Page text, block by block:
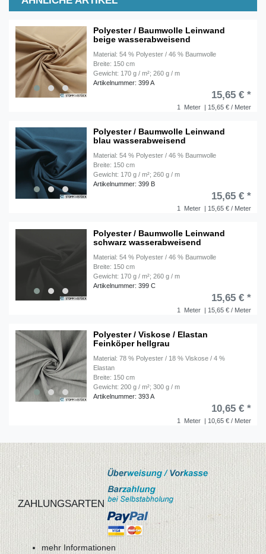
Polyester / Baumwolle Leinwand
beige wasserabweisend
Material: 54 % Polyester / 46 % Baumwolle
Breite: 150 cm
Gewicht: 170 g / m²; 260 g / m
Artikelnummer: 399 A
1 Meter | 15,65 € / Meter
15,65 € *
Polyester / Baumwolle Leinwand
blau wasserabweisend
Material: 54 % Polyester / 46 % Baumwolle
Breite: 150 cm
Gewicht: 170 g / m²; 260 g / m
Artikelnummer: 399 B
1 Meter | 15,65 € / Meter
15,65 € *
Polyester / Baumwolle Leinwand
schwarz wasserabweisend
Material: 54 % Polyester / 46 % Baumwolle
Breite: 150 cm
Gewicht: 170 g / m²; 260 g / m
Artikelnummer: 399 C
1 Meter | 15,65 € / Meter
15,65 € *
Polyester / Viskose / Elastan
Feinköper hellgrau
Material: 78 % Polyester / 18 % Viskose / 4 %
Elastan
Breite: 150 cm
Gewicht: 200 g / m²; 300 g / m
Artikelnummer: 393 A
1 Meter | 10,65 € / Meter
10,65 € *
ZAHLUNGSARTEN
mehr Informationen